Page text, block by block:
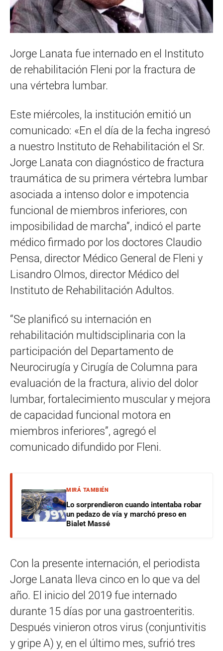
Jorge Lanata fue internado en el Instituto
de rehabilitación Fleni por la fractura de
una vértebra lumbar.
Este miércoles, la institución emitió un
comunicado: «En el día de la fecha ingresó
a nuestro Instituto de Rehabilitación el Sr.
Jorge Lanata con diagnóstico de fractura
traumática de su primera vértebra lumbar
asociada a intenso dolor e impotencia
funcional de miembros inferiores, con
imposibilidad de marcha”, indicó el parte
médico firmado por los doctores Claudio
Pensa, director Médico General de Fleni y
Lisandro Olmos, director Médico del
Instituto de Rehabilitación Adultos.
“Se planificó su internación en
rehabilitación multidsciplinaria con la
participación del Departamento de
Neurocirugía y Cirugía de Columna para
evaluación de la fractura, alivio del dolor
lumbar, fortalecimiento muscular y mejora
de capacidad funcional motora en
miembros inferiores”, agregó el
comunicado difundido por Fleni.
MIRÁ TAMBIÉN
Lo sorprendieron cuando intentaba robar
un pedazo de vía y marchó preso en
Bialet Massé
Con la presente internación, el periodista
Jorge Lanata lleva cinco en lo que va del
año. El inicio del 2019 fue internado
durante 15 días por una gastroenteritis.
Después vinieron otros virus (conjuntivitis
y gripe A) y, en el último mes, sufrió tres